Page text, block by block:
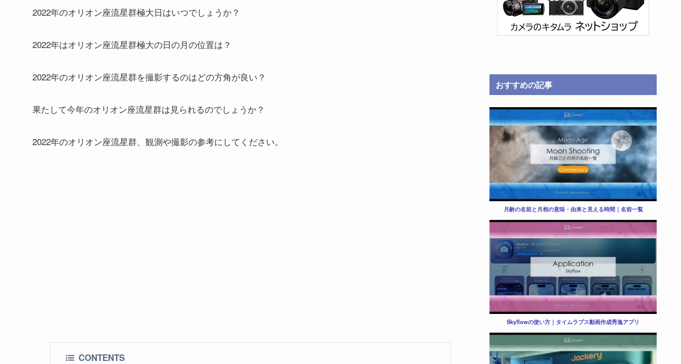
2022年のオリオン座流星群極大日はいつでしょうか？
2022年はオリオン座流星群極大の日の月の位置は？
2022年のオリオン座流星群を撮影するのはどの方角が良い？
果たして今年のオリオン座流星群は見られるのでしょうか？
2022年のオリオン座流星群、観測や撮影の参考にしてください。
CONTENTS
おすすめの記事
月齢の名前と月相の意味・由来と見える時間｜名前一覧
Skyflowの使い方｜タイムラプス動画作成秀逸アプリ